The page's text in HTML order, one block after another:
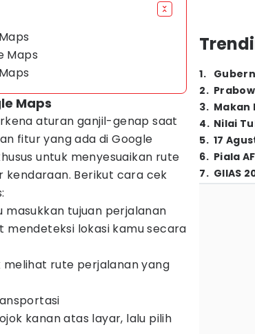
Maps
Maps
aturan ganjil-genap saat
fitur yang ada di Google
untuk menyesuaikan rute
Berikut cara cek
masukkan tujuan perjalanan
mendeteksi lokasi kamu secara
melihat rute perjalanan yang
kanan atas layar, lalu pilih
1.
2.
3. Makan
4. Nilai
5. 17
6. Piala
7. GIIAS